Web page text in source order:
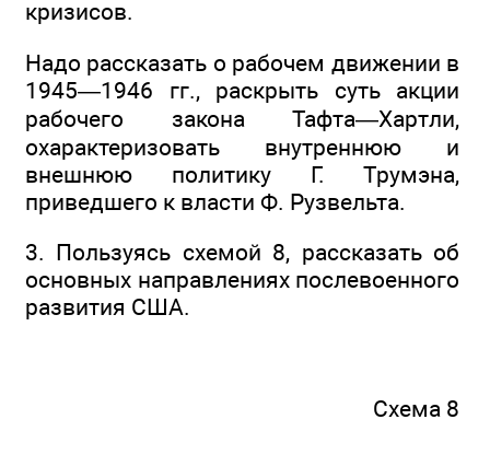
кризисов.
Надо рассказать о рабочем движении в
1945—1946 гг., раскрыть суть акции
рабочего закона Тафта—Хартли,
охарактеризовать внутреннюю и
внешнюю политику Г. Трумэна,
приведшего к власти Ф. Рузвельта.
3. Пользуясь схемой 8, рассказать об
основных направлениях послевоенного
развития США.
Схема 8